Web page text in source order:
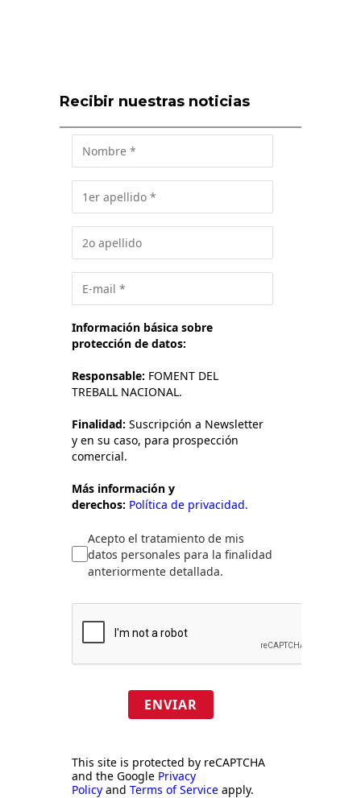
Recibir nuestras noticias
Información básica sobre
protección de datos:
Responsable: FOMENT DEL
TREBALL NACIONAL.
Finalidad: Suscripción a Newsletter
y en su caso, para prospección
comercial.
Más información y
derechos: Política de privacidad.
Acepto el tratamiento de mis
datos personales para la finalidad
anteriormente detallada.
ENVIAR
This site is protected by reCAPTCHA
and the Google Privacy
Policy and Terms of Service apply.